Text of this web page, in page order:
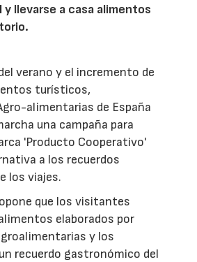
y llevarse a casa alimentos
verano y el incremento de
turísticos,
alimentarias de España
una campaña para
'Producto Cooperativo'
a los recuerdos
los viajes.
que los visitantes
elaborados por
y los
recuerdo gastronómico del